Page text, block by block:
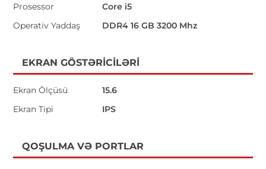
Prosessor
Core i5
Operativ Yaddaş
DDR4 16 GB 3200 Mhz
EKRAN GÖSTƏRICILƏRI
Ekran Ölçüsü
15.6
Ekran Tipi
IPS
QOŞULMA VƏ PORTLAR